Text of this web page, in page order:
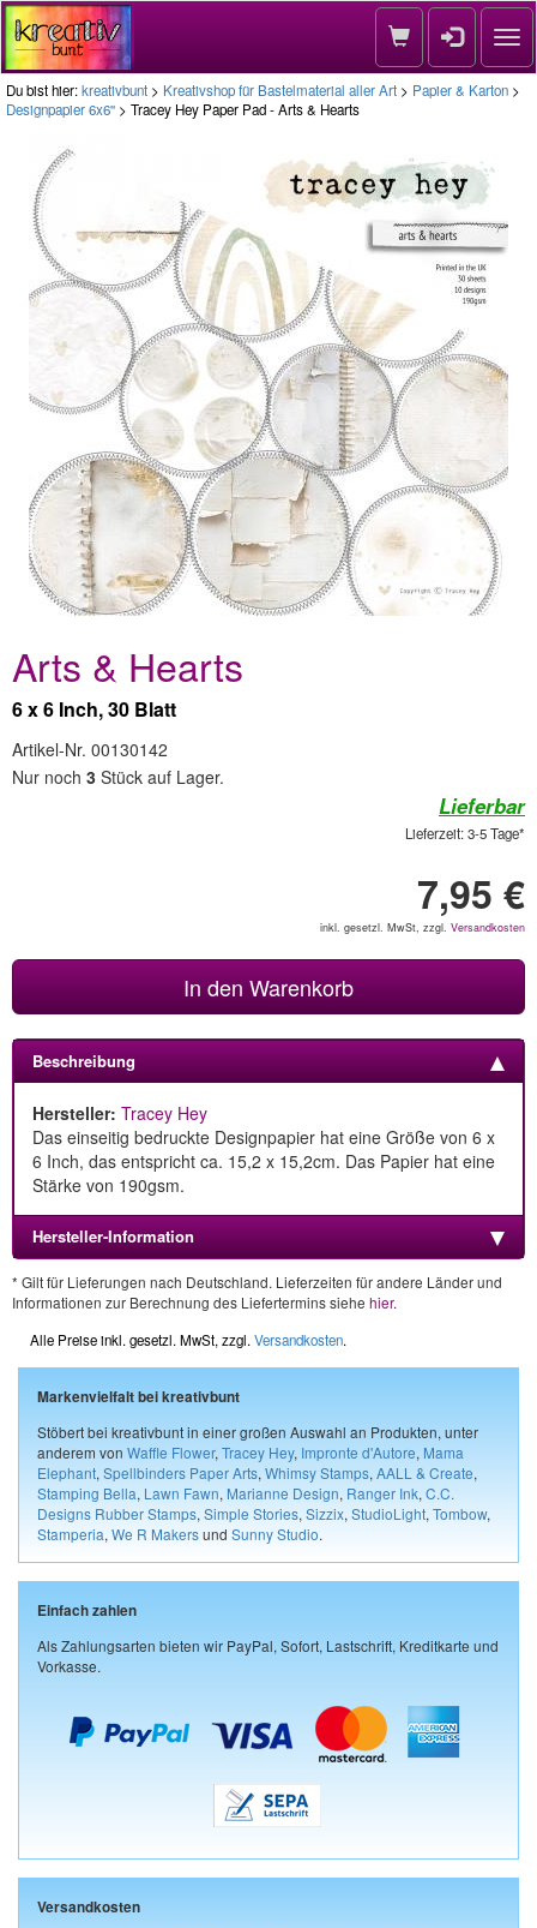
Du bist hier:kreativbunt > Kreativshop für Bastelmaterial aller Art > Papier & Karton >
Designpapier 6x6'' > Tracey Hey Paper Pad - Arts & Hearts
Arts & Hearts
6 x 6 Inch, 30 Blatt
Artikel-Nr. 00130142
Nur noch 3 Stück auf Lager.
Lieferbar
Lieferzeit: 3-5 Tage*
7,95 €
inkl. gesetzl. MwSt, zzgl. Versandkosten
In den Warenkorb
Beschreibung
Hersteller: Tracey Hey
Das einseitig bedruckte Designpapier hat eine Größe von 6 x
6 Inch, das entspricht ca. 15,2 x 15,2cm. Das Papier hat eine
Stärke von 190gsm.
Hersteller-Information
* Gilt für Lieferungen nach Deutschland. Lieferzeiten für andere Länder und
Informationen zur Berechnung des Liefertermins siehe hier.
Alle Preise inkl. gesetzl. MwSt, zzgl. Versandkosten.
Markenvielfalt bei kreativbunt
Stöbert bei kreativbunt in einer großen Auswahl an Produkten, unter
anderem von Waffle Flower, Tracey Hey, Impronte d'Autore, Mama
Elephant, Spellbinders Paper Arts, Whimsy Stamps, AALL & Create,
Stamping Bella, Lawn Fawn, Marianne Design, Ranger Ink, C.C.
Designs Rubber Stamps, Simple Stories, Sizzix, StudioLight, Tombow,
Stamperia, We R Makersund Sunny Studio.
Einfach zahlen
Als Zahlungsarten bieten wir PayPal, Sofort, Lastschrift, Kreditkarte und
Vorkasse.
Versandkosten